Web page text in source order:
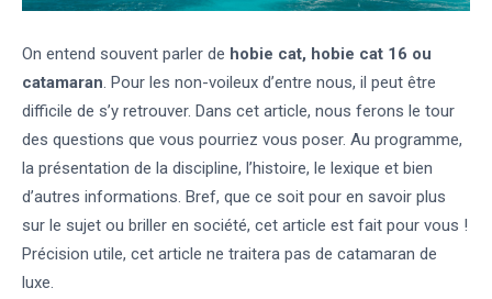
On entend souvent parler de hobie cat, hobie cat 16 ou
catamaran. Pour les non-voileux d’entre nous, il peut être
difficile de s’y retrouver. Dans cet article, nous ferons le tour
des questions que vous pourriez vous poser. Au programme,
la présentation de la discipline, l’histoire, le lexique et bien
d’autres informations. Bref, que ce soit pour en savoir plus
sur le sujet ou briller en société, cet article est fait pour vous !
Précision utile, cet article ne traitera pas de catamaran de
luxe.